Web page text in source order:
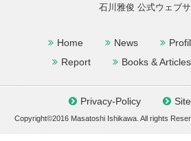
石川雅俊 公式ウェブ
Home News
Report
Books & Articles
Privacy-Policy
Copyright©2016 Masatoshi Ishikawa. All rights